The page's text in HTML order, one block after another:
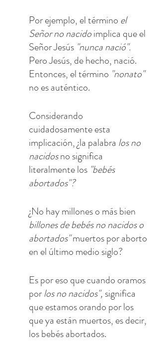
Por ejemplo, el término el
Señor no nacido implica que el
Señor Jesús "nunca nació".
Pero Jesús, de hecho, nació.
Entonces, el término "nonato"
no es auténtico.
Considerando
cuidadosamente esta
implicación, ¿la palabra los no
nacidos no significa
literalmente los "bebés
abortados"?
¿No hay millones o más bien
billones de bebés no nacidos o
abortados" muertos por aborto
en el último medio siglo?
Es por eso que cuando oramos
por los no nacidos", significa
que estamos orando por los
que ya están muertos, es decir,
los bebés abortados.